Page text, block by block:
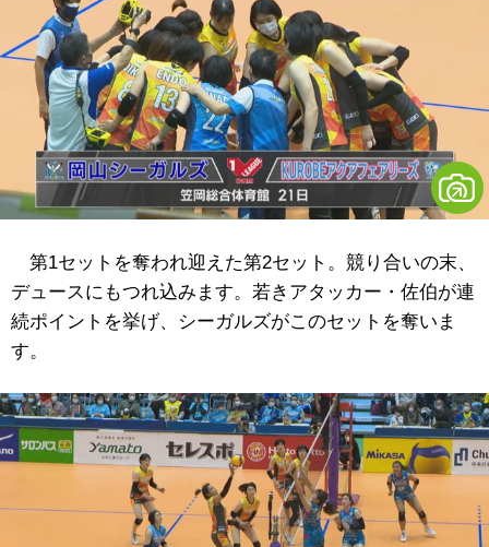
第1セットを奪われ迎えた第2セット。競り合いの末、
デュースにもつれ込みます。若きアタッカー・佐伯が連
続ポイントを挙げ、シーガルズがこのセットを奪いま
す。